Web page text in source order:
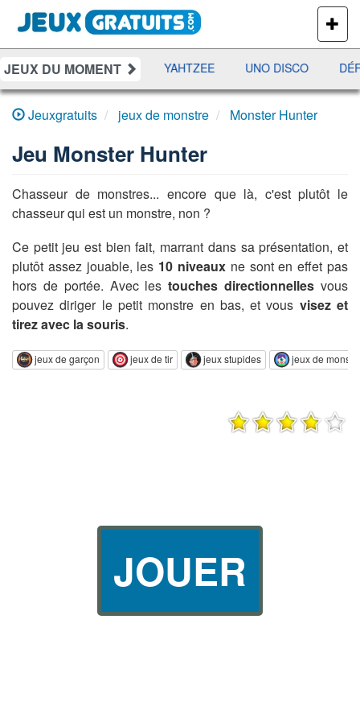
PLUS
DE
JEUX
JEUX DU MOMENT
RAMI JETX YAHTZEE UNO DISCO
Jeuxgratuits jeux de monstre Monster Hunter
Jeu Monster Hunter
Chasseur de monstres... encore que là, c'est plutôt le
chasseur qui est un monstre, non ?
Ce petit jeu est bien fait, marrant dans sa présentation, et
plutôt assez jouable, les 10 niveaux ne sont en effet pas
hors de portée. Avec lestouches directionnelles vous
pouvez diriger le petit monstre en bas, et vous visez et
tirez avec la souris.
jeux de garçon jeux de tir jeux stupides jeux de
JOUER